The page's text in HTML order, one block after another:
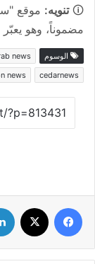
🛈تنويه: موقع
مضموناً، وهو
الوسوم news
cedarnews
news
فيسبوك